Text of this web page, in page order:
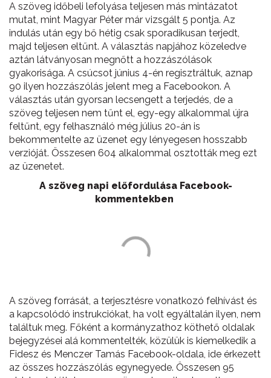
A szöveg időbeli lefolyása teljesen más mintázatot
mutat, mint Magyar Péter már vizsgált 5 pontja. Az
indulás után egy bő hétig csak sporadikusan terjedt,
majd teljesen eltűnt. A választás napjához közeledve
aztán látványosan megnőtt a hozzászólások
gyakorisága. A csúcsot június 4-én regisztráltuk, aznap
90 ilyen hozzászólás jelent meg a Facebookon. A
választás után gyorsan lecsengett a terjedés, de a
szöveg teljesen nem tűnt el, egy-egy alkalommal újra
feltűnt, egy felhasználó még július 20-án is
bekommentelte az üzenet egy lényegesen hosszabb
verzióját. Összesen 604 alkalommal osztották meg ezt
az üzenetet.
A szöveg napi előfordulása Facebook-
kommentekben
A szöveg forrását, a terjesztésre vonatkozó felhívást és
a kapcsolódó instrukciókat, ha volt egyáltalán ilyen, nem
találtuk meg. Főként a kormányzathoz köthető oldalak
bejegyzései alá kommentelték, közülük is kiemelkedik a
Fidesz és Menczer Tamás Facebook-oldala, ide érkezett
az összes hozzászólás egynegyede. Összesen 95